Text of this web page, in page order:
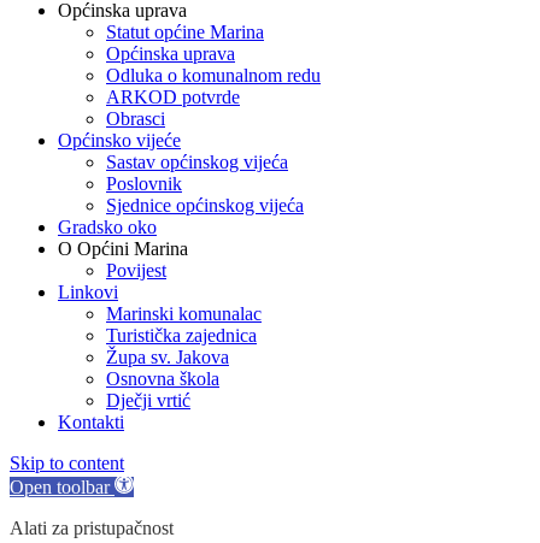
Općinska uprava
Statut općine Marina
Općinska uprava
Odluka o komunalnom redu
ARKOD potvrde
Obrasci
Općinsko vijeće
Sastav općinskog vijeća
Poslovnik
Sjednice općinskog vijeća
Gradsko oko
O Općini Marina
Povijest
Linkovi
Marinski komunalac
Turistička zajednica
Župa sv. Jakova
Osnovna škola
Dječji vrtić
Kontakti
Skip to content
Open toolbar
Alati za pristupačnost